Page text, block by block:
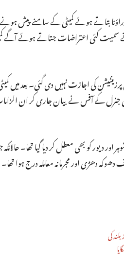
بتاتے ہوئے کمیٹی کے سامنے پیش ہونے
سمیت کئی اعتراضات جتاتے ہوئے آگے
کی اجازت نہیں دی گئی۔ بعد میں
جنرل کے آفس نے بیان جاری کر ان
میں خاتون کے خلاف دھوکہ دھڑی اور مجرمانہ معاملہ درج
کی